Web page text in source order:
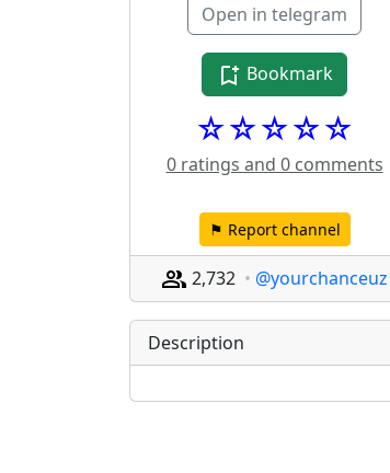
Open in telegram
Bookmark
☆☆☆☆☆
0 ratings and 0 comments
⚑ Report channel
2,732 @yourchanceuz
Description